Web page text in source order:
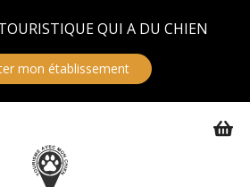
QUI A DU CHIEN
mon établissement